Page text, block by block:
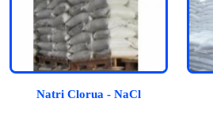
Natri Clorua - NaCl